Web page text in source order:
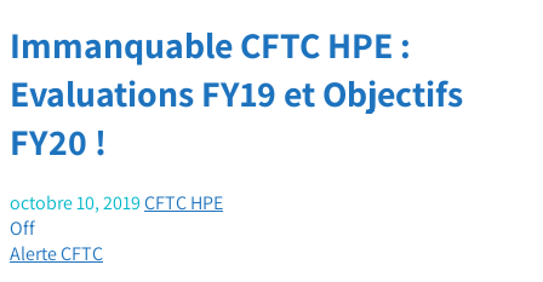
Immanquable CFTC HPE :
Evaluations FY19 et Objectifs
FY20 !
octobre 10, 2019CFTC HPE
Off
Alerte CFTC